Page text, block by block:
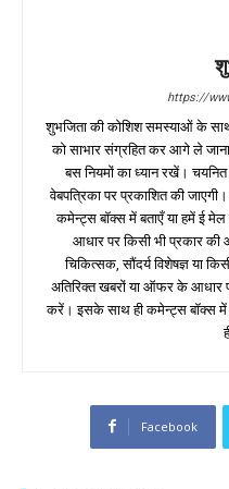
https://
शुभजिता की कोशिश समस्याओं के
को साभार संग्रहित कर आगे ले
बस नियमों का ध्यान रखें।
वेबपत्रिका पर प्रकाशित की
कमेन्ट्स बॉक्स में बताएँ या हमें ई
आधार पर किसी भी प्रकार की
चिकित्सक, सौंदर्य विशेषज्ञ या
अतिरिक्त खबरों या ऑफर के आधार
करें। इसके साथ ही कमेन्ट्स बॉक्स में
Facebook